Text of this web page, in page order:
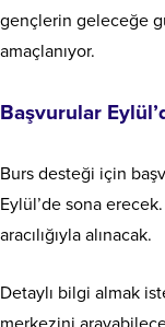
gençlerin geleceğe
amaçlanıyor.
Başvurular
Burs desteği için
Eylül’de sona
aracılığıyla alınacak.
Detaylı bilgi almak